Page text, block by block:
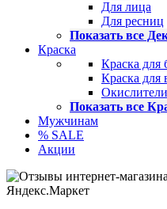
Для лица
Для ресниц
Показать все
Краска
Краска для
Краска для
Показать все
Мужчинам
% SALE
Акции